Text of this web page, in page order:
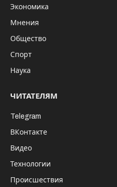
Экономика
Мнения
Общество
Спорт
Наука
ЧИТАТЕЛЯМ
Telegram
ВКонтакте
Видео
Технологии
Происшествия